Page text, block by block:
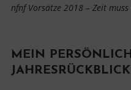
nfnf Vorsätze 2018 – Zeit
MEIN
JAHRESRÜCKBLICK